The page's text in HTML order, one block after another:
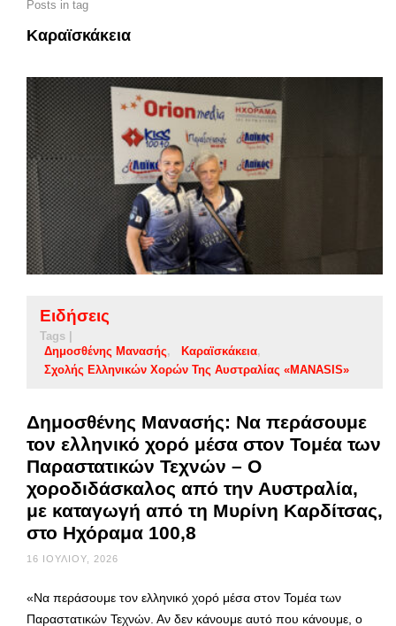
Posts in tag
Καραϊσκάκεια
Ειδήσεις
Tags |
Δημοσθένης Μανασής
Καραϊσκάκεια
Σχολής Ελληνικών Χορών Της Αυστραλίας «MANASIS»
Δημοσθένης Μανασής: Να περάσουμε
τον ελληνικό χορό μέσα στον Τομέα των
Παραστατικών Τεχνών – Ο
χοροδιδάσκαλος από την Αυστραλία,
με καταγωγή από τη Μυρίνη Καρδίτσας,
στο Ηχόραμα 100,8
16 ΙΟΥΛΊΟΥ, 2026
«Να περάσουμε τον ελληνικό χορό μέσα στον Τομέα των
Παραστατικών Τεχνών. Αν δεν κάνουμε αυτό που κάνουμε, ο